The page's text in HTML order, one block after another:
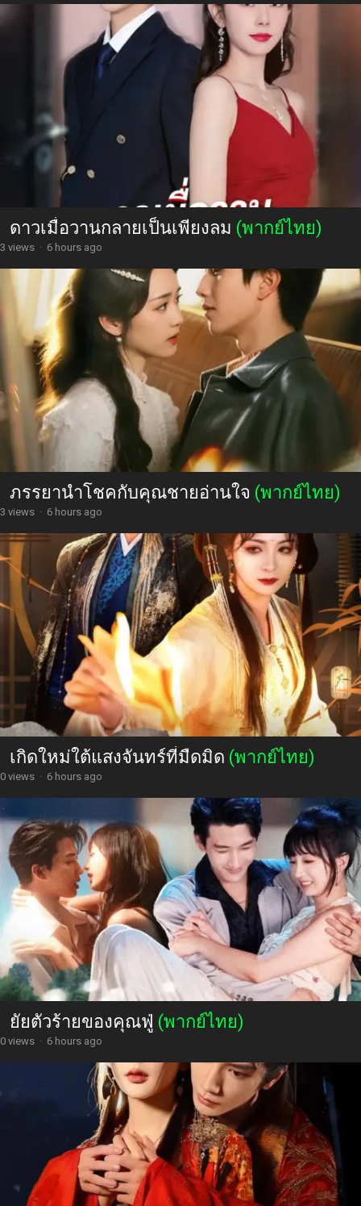
ดาวเมื่อวานกลายเป็นเพียงลม (พากย์ไทย)
3 views · 6 hours ago
ภรรยานำโชคกับคุณชายอ่านใจ (พากย์ไทย)
3 views · 6 hours ago
เกิดใหม่ใต้แสงจันทร์ที่มืดมิด (พากย์ไทย)
0 views · 6 hours ago
ยัยตัวร้ายของคุณฟู่ (พากย์ไทย)
0 views · 6 hours ago